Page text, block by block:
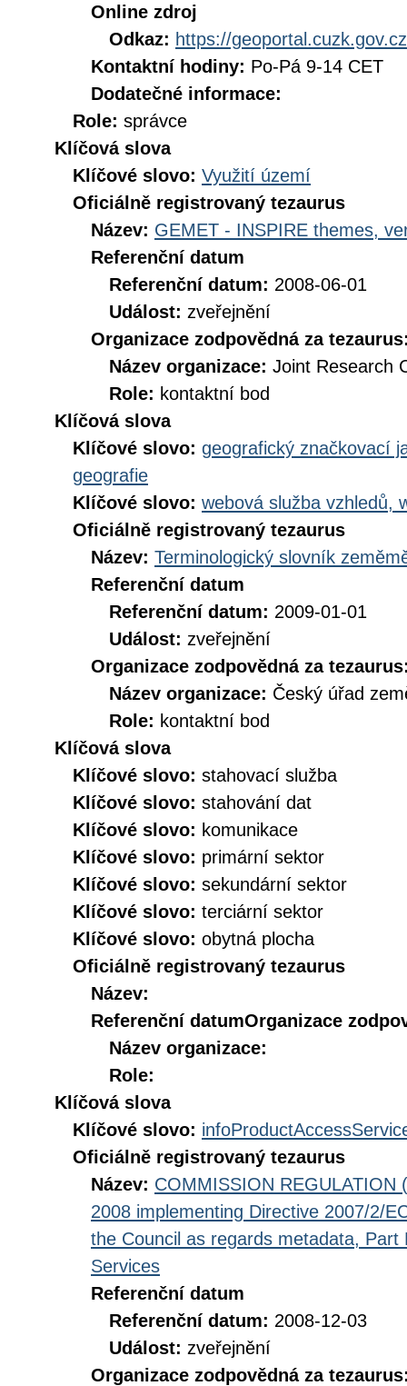
Online zdroj
Odkaz: https://geoportal.cuzk.gov.cz
Kontaktní hodiny: Po-Pá 9-14 CET
Dodatečné informace:
Role: správce
Klíčová slova
Klíčové slovo: Využití území
Oficiálně registrovaný tezaurus
Název: GEMET - INSPIRE themes,
Referenční datum
Referenční datum: 2008-06-01
Událost: zveřejnění
Organizace zodpovědná za
Název organizace: Joint Research
Role: kontaktní bod
Klíčová slova
Klíčové slovo: geografický značkovací
geografie
Klíčové slovo: webová služba vzhledů,
Oficiálně registrovaný tezaurus
Název: Terminologický slovník
Referenční datum
Referenční datum: 2009-01-01
Událost: zveřejnění
Organizace zodpovědná za
Název organizace: Český úřad
Role: kontaktní bod
Klíčová slova
Klíčové slovo: stahovací služba
Klíčové slovo: stahování dat
Klíčové slovo: komunikace
Klíčové slovo: primární sektor
Klíčové slovo: sekundární sektor
Klíčové slovo: terciární sektor
Klíčové slovo: obytná plocha
Oficiálně registrovaný tezaurus
Název:
Referenční datumOrganizace
Název organizace:
Role:
Klíčová slova
Klíčové slovo:
Oficiálně registrovaný tezaurus
Název: COMMISSION REGULATION
2008 implementing Directive 2007/2/
the Council as regards metadata,
Services
Referenční datum
Referenční datum: 2008-12-03
Událost: zveřejnění
Organizace zodpovědná za